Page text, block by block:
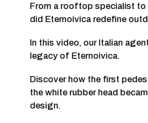
From a rooftop specialist
did Eternoivica redefine
In this video, our Italian
legacy of Eternoivica.
Discover how the first
the white rubber head
design.